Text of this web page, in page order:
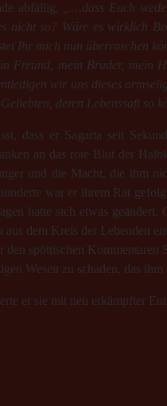
abfällig,
„…dass Euch
nicht so? Wäre es wirklich
Ihr mich nun überraschen
Freund, mein Bruder, mein
wir uns dieses
deren Lebenssaft so
dass er Sagarta seit
an das rote Blut der
und die Macht, die ihm
war er ihrem Rat
hatte sich etwas
dem Kreis der Lebenden
spöttischen Kommentaren
Wesen zu schaden, das
er sie mit neu erkämpfter